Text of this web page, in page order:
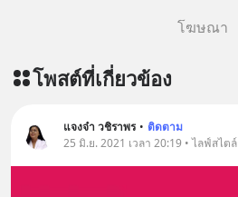
โฆษณา
โพสต์ที่เกี่ยวข้อง
แจงจ๋า วชิราพร • ติดตาม
25 มิ.ย. 2021 เวลา 20:19 • ไลฟ์สไตล์